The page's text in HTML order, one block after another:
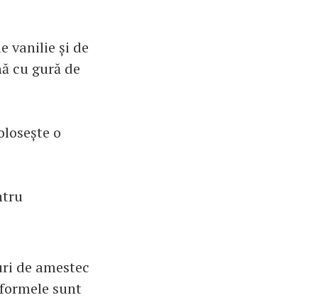
vanilie și de
cu gură de
o
de amestec
sunt